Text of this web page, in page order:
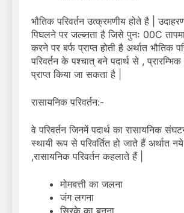
भौतिक परिवर्तन उत्क्रमणीय होते है |
पिघलने पर जल्ब्नता है जिसे पुनः 00C
करने पर बर्फ प्राप्त होती है अर्थात भौतिक
परिवर्तन के पश्चात् बने पदार्थ से , प्रारम्भिक
प्राप्त किया जा सकता है |
रासायनिक परिवर्तन:-
वे परिवर्तन जिनमें पदार्थ का रासायनिक
स्थायी रूप से परिवर्तित हो जाते हैं अर्थात
,रासायनिक परिवर्तन कहलाते हैं |
मोमबत्ती का जलना
जंग लगना
सिरके का बनना